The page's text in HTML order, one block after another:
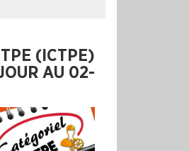
TPE (ICTPE)
AU 02-